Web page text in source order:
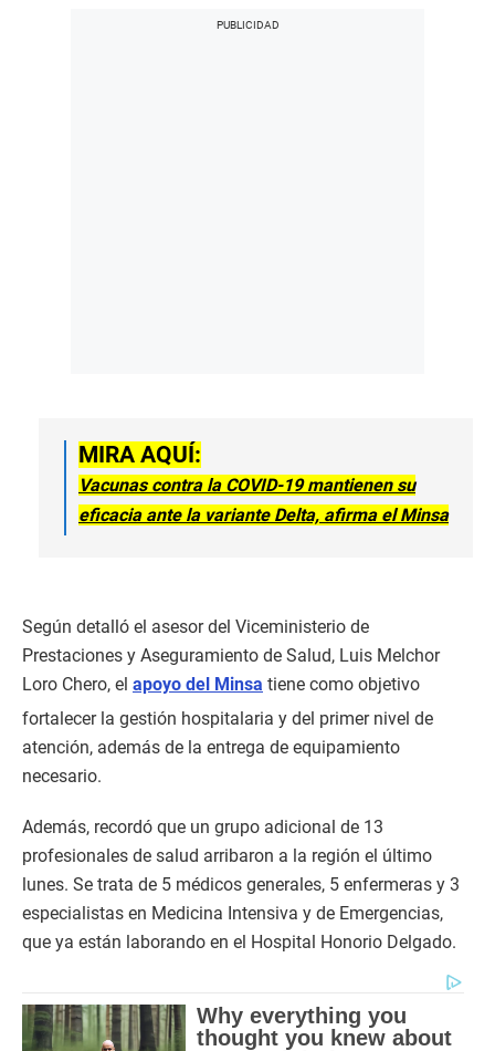
MIRA AQUÍ:
Vacunas contra la COVID-19 mantienen su
eficacia ante la variante Delta, afirma el Minsa
Según detalló el asesor del Viceministerio de
Prestaciones y Aseguramiento de Salud, Luis Melchor
Loro Chero, el apoyo del Minsa tiene como objetivo
fortalecer la gestión hospitalaria y del primer nivel de
atención, además de la entrega de equipamiento
necesario.
Además, recordó que un grupo adicional de 13
profesionales de salud arribaron a la región el último
lunes. Se trata de 5 médicos generales, 5 enfermeras y 3
especialistas en Medicina Intensiva y de Emergencias,
que ya están laborando en el Hospital Honorio Delgado.